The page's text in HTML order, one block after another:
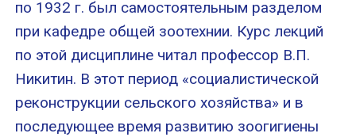
по 1932 г. был самостоятельным разделом
при кафедре общей зоотехнии. Курс лекций
по этой дисциплине читал профессор В.П.
Никитин. В этот период «социалистической
реконструкции сельского хозяйства» и в
последующее время развитию зоогигиены